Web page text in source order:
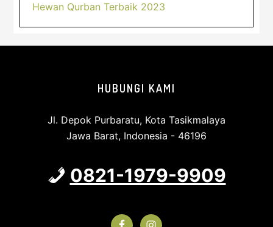
Hewan Qurban Terbaik 2023
HUBUNGI KAMI
Jl. Depok Purbaratu, Kota Tasikmalaya
Jawa Barat, Indonesia - 46196
0821-1979-9909